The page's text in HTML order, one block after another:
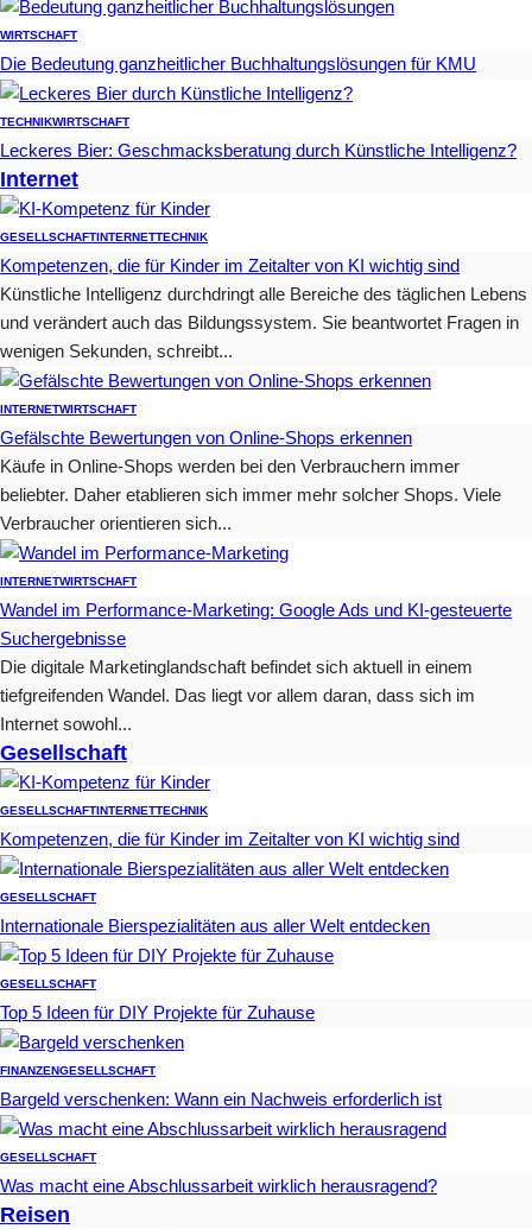
WIRTSCHAFT
Die Bedeutung ganzheitlicher Buchhaltungslösungen für KMU
TECHNIKWIRTSCHAFT
Leckeres Bier: Geschmacksberatung durch Künstliche Intelligenz?
Internet
GESELLSCHAFTINTERNETTECHNIK
Kompetenzen, die für Kinder im Zeitalter von KI wichtig sind
Künstliche Intelligenz durchdringt alle Bereiche des täglichen Lebens
und verändert auch das Bildungssystem. Sie beantwortet Fragen in
wenigen Sekunden, schreibt...
INTERNETWIRTSCHAFT
Gefälschte Bewertungen von Online-Shops erkennen
Käufe in Online-Shops werden bei den Verbrauchern immer
beliebter. Daher etablieren sich immer mehr solcher Shops. Viele
Verbraucher orientieren sich...
INTERNETWIRTSCHAFT
Wandel im Performance-Marketing: Google Ads und KI-gesteuerte
Suchergebnisse
Die digitale Marketinglandschaft befindet sich aktuell in einem
tiefgreifenden Wandel. Das liegt vor allem daran, dass sich im
Internet sowohl...
Gesellschaft
GESELLSCHAFTINTERNETTECHNIK
Kompetenzen, die für Kinder im Zeitalter von KI wichtig sind
GESELLSCHAFT
Internationale Bierspezialitäten aus aller Welt entdecken
GESELLSCHAFT
Top 5 Ideen für DIY Projekte für Zuhause
FINANZENGESELLSCHAFT
Bargeld verschenken: Wann ein Nachweis erforderlich ist
GESELLSCHAFT
Was macht eine Abschlussarbeit wirklich herausragend?
Reisen